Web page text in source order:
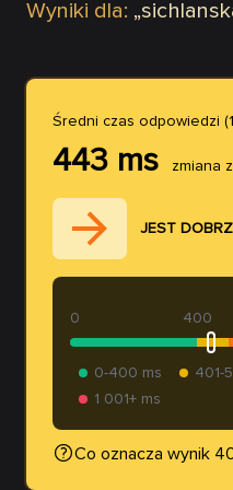
Wyniki dla: „
Średni czas odpowiedzi
443 ms zmiana z
JEST
400
0
0-400 ms 401-
1 001+ ms
Co oznacza wynik